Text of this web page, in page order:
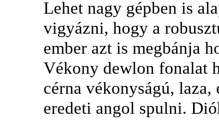
Lehet nagy gépben is
vigyázni, hogy a
ember azt is megbánja
Vékony dewlon fonalat
cérna vékonyságú,
eredeti angol spulni.